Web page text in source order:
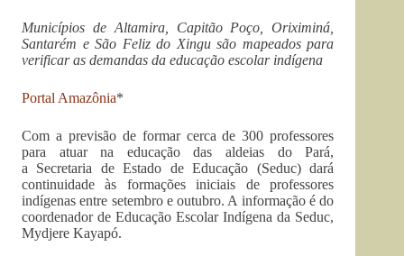
Municípios de Altamira, Capitão Poço, Oriximiná,
Santarém e São Feliz do Xingu são mapeados para
verificar as demandas da educação escolar indígena
Portal Amazônia*
Com a previsão de formar cerca de 300 professores
para atuar na educação das aldeias do Pará,
a Secretaria de Estado de Educação (Seduc) dará
continuidade às formações iniciais de professores
indígenas entre setembro e outubro. A informação é do
coordenador de Educação Escolar Indígena da Seduc,
Mydjere Kayapó.